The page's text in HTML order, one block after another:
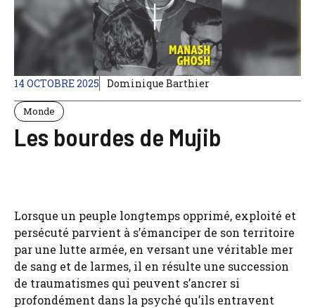
14 OCTOBRE 2025 Dominique Barthier
Monde
Les bourdes de Mujib
Lorsque un peuple longtemps opprimé, exploité et
persécuté parvient à s’émanciper de son territoire
par une lutte armée, en versant une véritable mer
de sang et de larmes, il en résulte une succession
de traumatismes qui peuvent s’ancrer si
profondément dans la psyché qu’ils entravent